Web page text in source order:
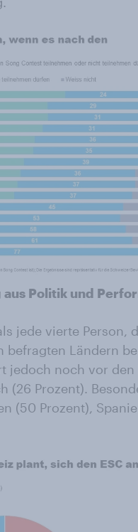
Politik und
jede vierte Person,
befragten Ländern
jedoch noch vor
(26 Prozent).
(50 Prozent),